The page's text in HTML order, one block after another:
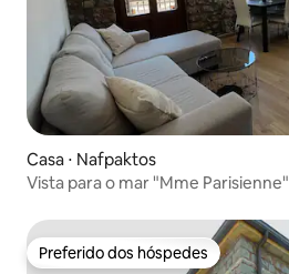
Casa ⋅ Nafpaktos
Vista para o mar "Mme Parisienne"
Preferido dos hóspedes
Preferido dos hóspedes